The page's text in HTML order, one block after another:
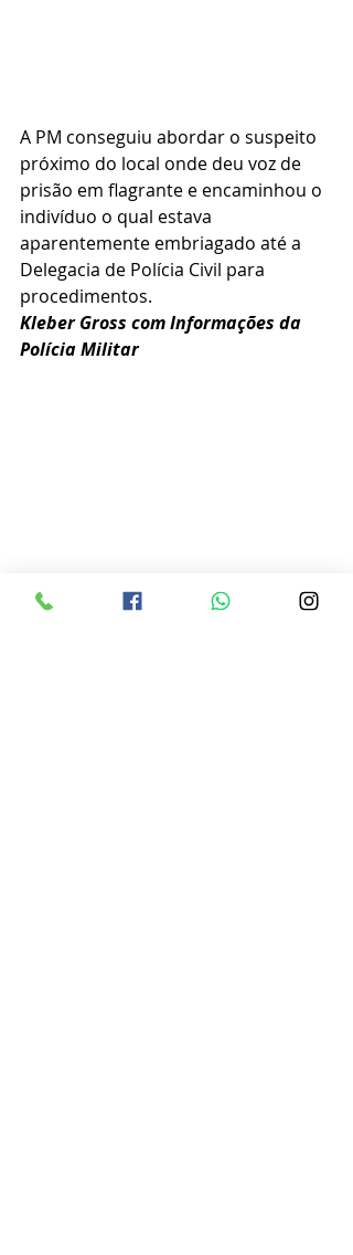
A PM conseguiu abordar o suspeito
próximo do local onde deu voz de
prisão em flagrante e encaminhou o
indivíduo o qual estava
aparentemente embriagado até a
Delegacia de Polícia Civil para
procedimentos.
Kleber Gross com Informações da
Polícia Militar